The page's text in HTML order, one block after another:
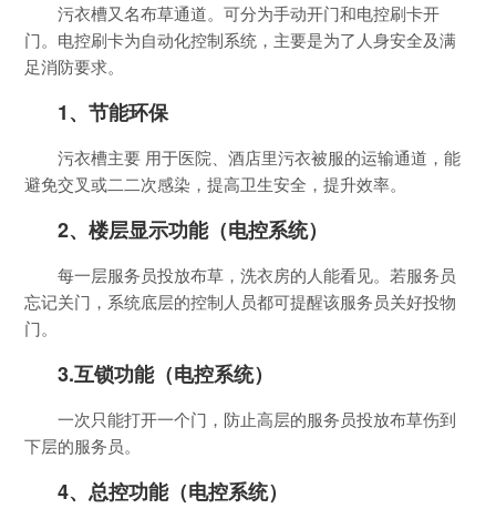
污衣槽又名布草通道。可分为手动开门和电控刷卡开
门。电控刷卡为自动化控制系统，主要是为了人身安全及满
足消防要求。
1、节能环保
污衣槽主要 用于医院、酒店里污衣被服的运输通道，能
避免交叉或二二次感染，提高卫生安全，提升效率。
2、楼层显示功能（电控系统）
每一层服务员投放布草，洗衣房的人能看见。若服务员
忘记关门，系统底层的控制人员都可提醒该服务员关好投物
门。
3.互锁功能（电控系统）
一次只能打开一个门，防止高层的服务员投放布草伤到
下层的服务员。
4、总控功能（电控系统）